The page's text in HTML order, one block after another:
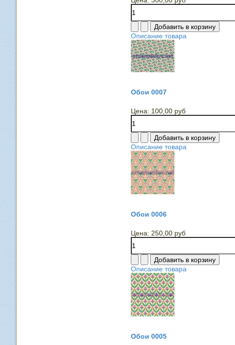
Описание товара
Обои 0007
Цена: 100,00 руб
Описание товара
Обои 0006
Цена: 250,00 руб
Описание товара
Обои 0005